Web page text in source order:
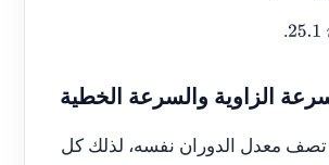
25.1
.
الزاوية والسرعة الخطية
تصف معدل الدوران نفسه، لذلك كل